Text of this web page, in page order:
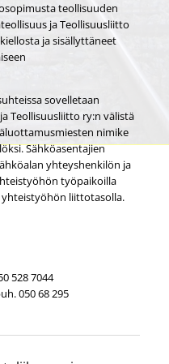
teollisuuden
ja Teollisuusliitto
ja sisällyttäneet
sovelletaan
Teollisuusliitto ry:n välistä
nimike
Sähköasentajien
yhteyshenkilön ja
työpaikoilla
yhteistyöhön liittotasolla.
528 7044
050 68 295